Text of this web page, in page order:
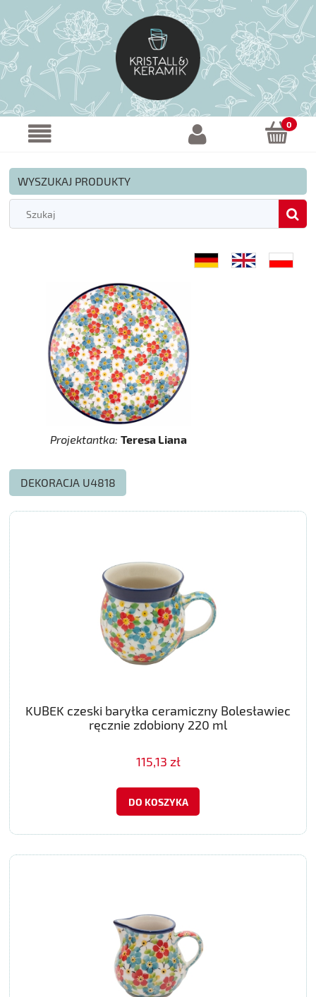
WYSZUKAJ PRODUKTY
Projektantka: Teresa Liana
DEKORACJA U4818
KUBEK czeski baryłka ceramiczny Bolesławiec
ręcznie zdobiony 220 ml
115,13 zł
DO KOSZYKA